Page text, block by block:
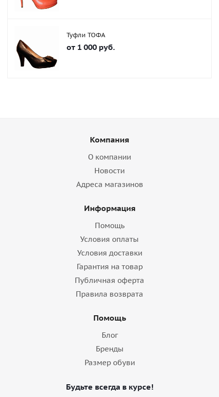
Туфли ТОФА
от 1 000 руб.
Компания
О компании
Новости
Адреса магазинов
Информация
Помощь
Условия оплаты
Условия доставки
Гарантия на товар
Публичная оферта
Правила возврата
Помощь
Блог
Бренды
Размер обуви
Будьте всегда в курсе!